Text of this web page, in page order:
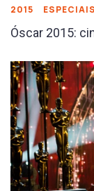
2015 ESPECIAIS
Óscar 2015: